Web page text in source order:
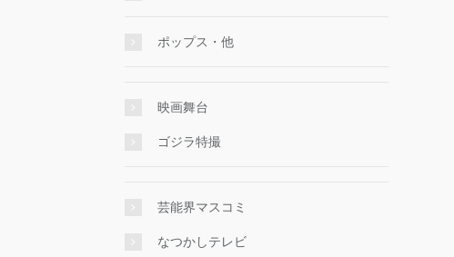
ポップス・他
映画舞台
ゴジラ特撮
芸能界マスコミ
なつかしテレビ